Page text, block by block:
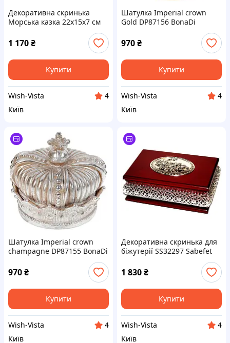
Декоративна скринька
Морська казка 22х15х7 см
1 170₴
Купити
Wish-Vista
4
Київ
Шатулка Imperial crown
Gold DP87156 BonaDi
970₴
Купити
Wish-Vista
4
Київ
Шатулка Imperial crown
champagne DP87155 BonaDi
970₴
Купити
Wish-Vista
4
Київ
Декоративна скринька для
біжутерії SS32297 Sabefet
1 830₴
Купити
Wish-Vista
4
Київ